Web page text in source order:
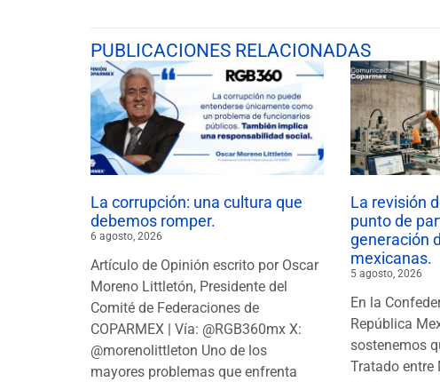
PUBLICACIONES RELACIONADAS
La corrupción: una cultura que
debemos romper.
6 agosto, 2026
Artículo de Opinión escrito por Oscar
Moreno Littletón, Presidente del
Comité de Federaciones de
COPARMEX | Vía: @RGB360mx X:
@morenolittleton Uno de los
mayores problemas que enfrenta
La revisión
punto de
generación
mexicanas.
5 agosto, 2026
En la
República
sostenemos
Tratado entre